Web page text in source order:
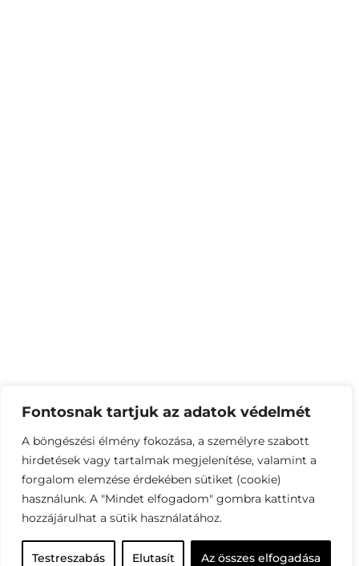
Fontosnak tartjuk az adatok védelmét
A böngészési élmény fokozása, a személyre szabott
hirdetések vagy tartalmak megjelenítése, valamint a
forgalom elemzése érdekében sütiket (cookie)
használunk. A "Mindet elfogadom" gombra kattintva
hozzájárulhat a sütik használatához.
Testreszabás Elutasít Az összes elfogadása